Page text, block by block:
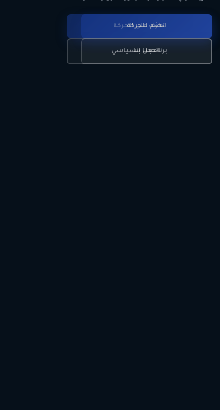
تعرّف على الحركة
برنامجنا السياسي
انضم للحركة
اتصل بنا